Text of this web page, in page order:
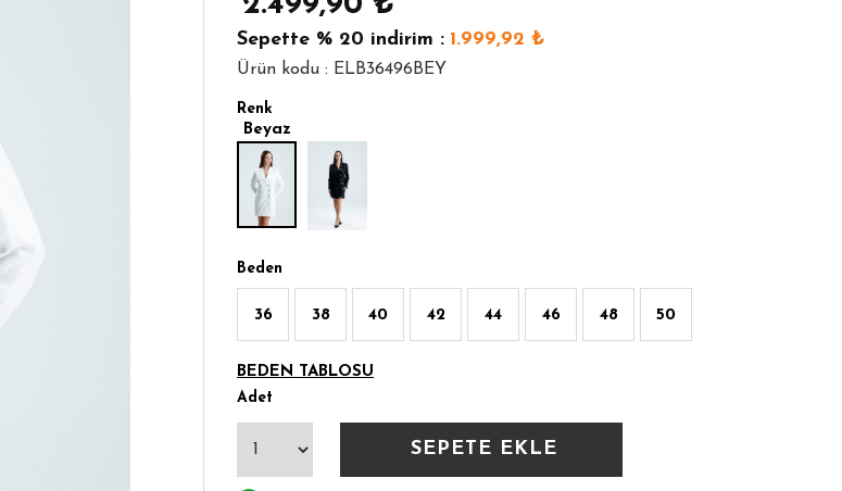
Sepette % 20 indirim : 1.999,92 ₺
Ürün kodu : ELB36496BEY
Renk
Beyaz
Beden
36 38 40 42 44 46 48 50
BEDEN TABLOSU
Adet